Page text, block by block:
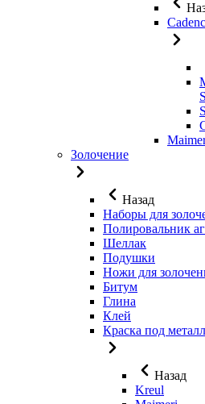
Золочение
Назад
Наборы для
Полировальник
Шеллак
Подушки
Ножи для
Битум
Глина
Клей
Краска под металл
Назад
Kreul